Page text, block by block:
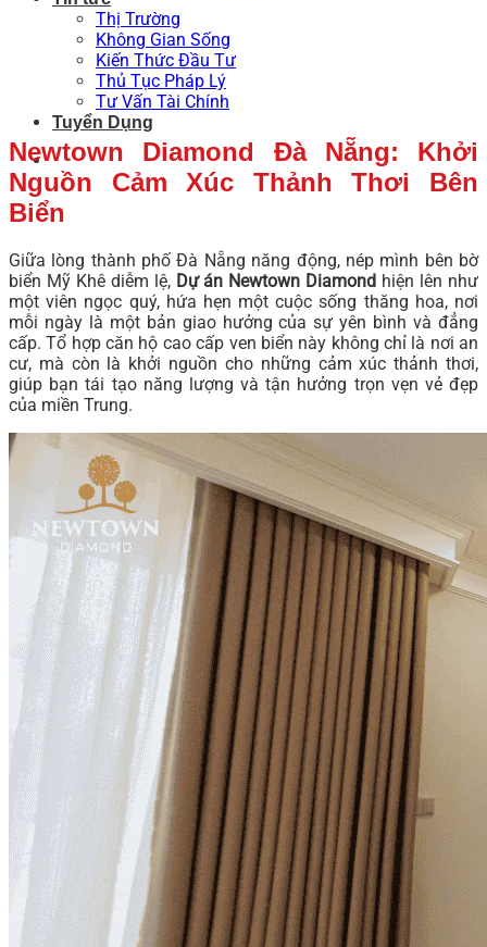
Thị Trường
Không Gian Sống
Kiến Thức Đầu Tư
Thủ Tục Pháp Lý
Tư Vấn Tài Chính
Tuyển Dụng
Newtown Diamond Đà Nẵng: Khởi
Nguồn Cảm Xúc Thảnh Thơi Bên
Biển
Giữa lòng thành phố Đà Nẵng năng động, nép mình bên bờ
biển Mỹ Khê diễm lệ, Dự án Newtown Diamond hiện lên như
một viên ngọc quý, hứa hẹn một cuộc sống thăng hoa, nơi
mỗi ngày là một bản giao hưởng của sự yên bình và đẳng
cấp. Tổ hợp căn hộ cao cấp ven biển này không chỉ là nơi an
cư, mà còn là khởi nguồn cho những cảm xúc thảnh thơi,
giúp bạn tái tạo năng lượng và tận hưởng trọn vẹn vẻ đẹp
của miền Trung.